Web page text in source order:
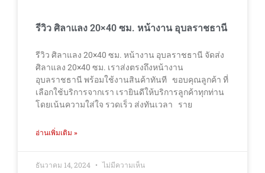
รีวิว ศิลาแลง 20×40 ซม. หน้างาน อุบลราชธานี
รีวิว ศิลาแลง 20×40 ซม. หน้างาน อุบลราชธานี จัดส่ง
ศิลาแลง 20×40 ซม. เราส่งตรงถึงหน้างาน
อุบลราชธานี พร้อมใช้งานสินค้าทันที ขอบคุณลูกค้า ที่
เลือกใช้บริการจากเรา เรายินดีให้บริการลูกค้าทุกท่าน
โดยเน้นความใส่ใจ รวดเร็ว ส่งทันเวลา ราย
อ่านเพิ่มเติม »
ธันวาคม 14, 2024 ไม่มีความเห็น